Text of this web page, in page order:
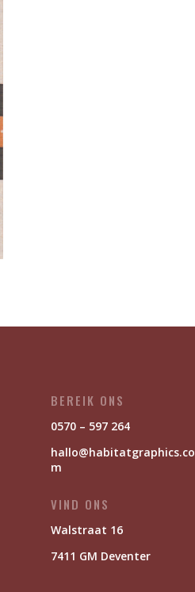
BEREIK ONS
0570 – 597 264
hallo@habitatgraphics.co
m
VIND ONS
Walstraat 16
7411 GM Deventer